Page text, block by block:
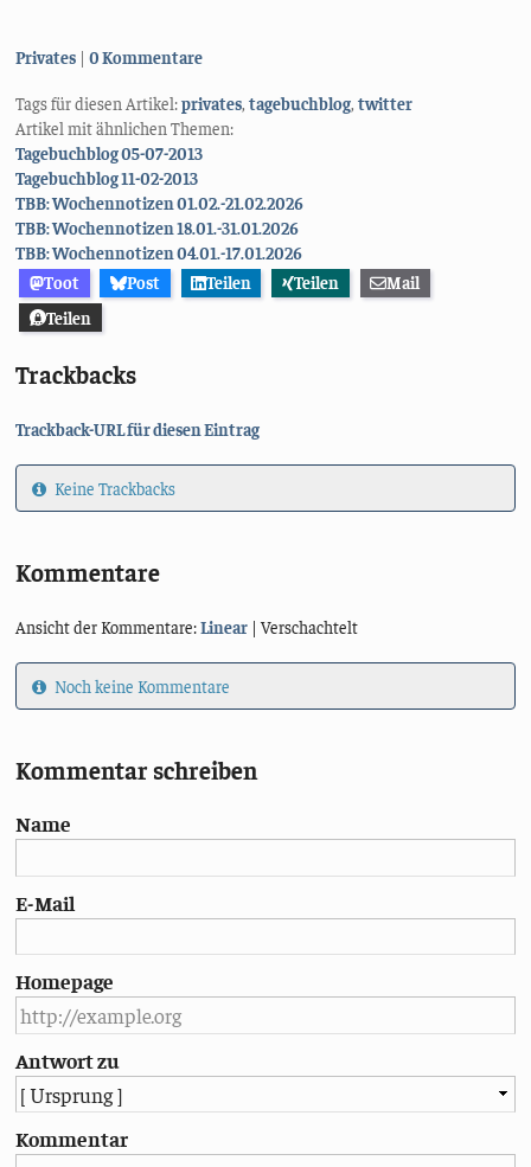
Kategorien:
Privates 0 Kommentare
Tags für diesen Artikel:privates,tagebuchblog,twitter
Artikel mit ähnlichen Themen:
Tagebuchblog 05-07-2013
Tagebuchblog 11-02-2013
TBB: Wochennotizen 01.02.-21.02.2026
TBB: Wochennotizen 18.01.-31.01.2026
TBB: Wochennotizen 04.01.-17.01.2026
Toot
Post Teilen Teilen
Mail
Teilen
Trackbacks
Trackback-URL für diesen Eintrag
Keine Trackbacks
Kommentare
Ansicht der Kommentare:Linear | Verschachtelt
Noch keine Kommentare
Kommentar schreiben
Name
E-Mail
Homepage
Antwort zu
Kommentar